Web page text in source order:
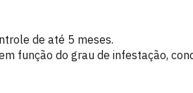
de até 5 meses.
função do grau de infestação,